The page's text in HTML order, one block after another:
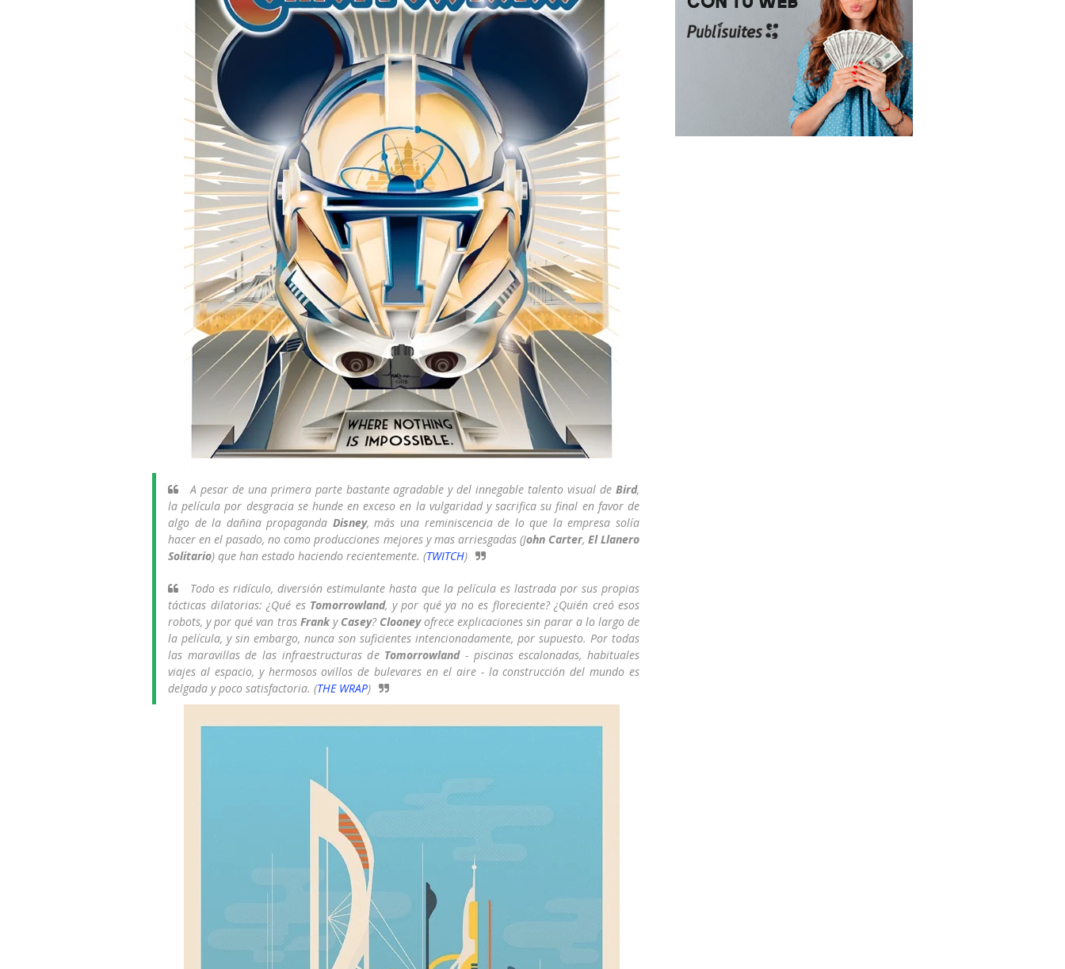
A pesar de una primera parte bastante agradable y del innegable talento visual deBird,
la película por desgracia se hunde en exceso en la vulgaridad y sacrifica su final en favor de
algo de la dañina propaganda Disney, más una reminiscencia de lo que la empresa solía
hacer en el pasado, no como producciones mejores y mas arriesgadas (John Carter, El Llanero
Solitario) que han estado haciendo recientemente. (TWITCH)
Todo es ridículo, diversión estimulante hasta que la película es lastrada por sus propias
tácticas dilatorias: ¿Qué es Tomorrowland, y por qué ya no es floreciente? ¿Quién creó esos
robots, y por qué van tras Franky Casey? Clooneyofrece explicaciones sin parar a lo largo de
la película, y sin embargo, nunca son suficientes intencionadamente, por supuesto. Por todas
las maravillas de las infraestructuras de Tomorrowland - piscinas escalonadas, habituales
viajes al espacio, y hermosos ovillos de bulevares en el aire - la construcción del mundo es
delgada y poco satisfactoria. (THE WRAP)